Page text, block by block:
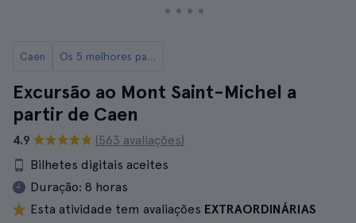
Caen Os 5 melhores passeios e excursões a partir de Caen
Excursão ao Mont Saint-Michel a
partir de Caen
4.9
(563 avaliações)
Bilhetes digitais aceites
Duração: 8 horas
Esta atividade tem avaliações EXTRAORDINÁRIAS